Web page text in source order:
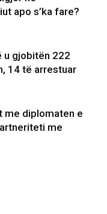
apo s’ka fare?
u gjobitën 222
14 të arrestuar
me diplomaten e
me